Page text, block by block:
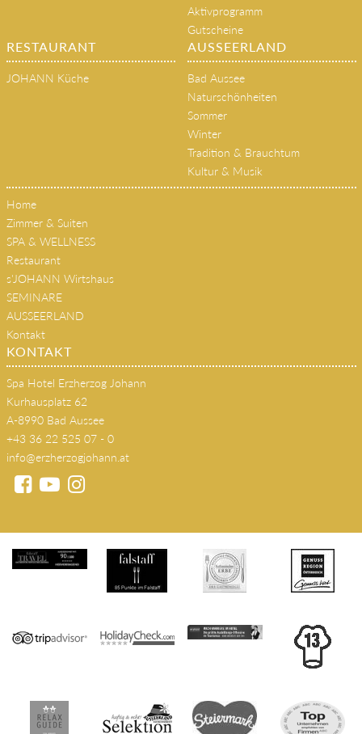
Aktivprogramm
Gutscheine
RESTAURANT
JOHANN Küche
AUSSEERLAND
Bad Aussee
Naturschönheiten
Sommer
Winter
Tradition & Brauchtum
Kultur & Musik
Home
Zimmer & Suiten
SPA & WELLNESS
Restaurant
s'JOHANN Wirtshaus
SEMINARE
AUSSEERLAND
Kontakt
KONTAKT
Spa Hotel Erzherzog Johann
Kurhausplatz 62
A-8990 Bad Aussee
+43 36 22 525 07 - 0
info@erzherzogjohann.at